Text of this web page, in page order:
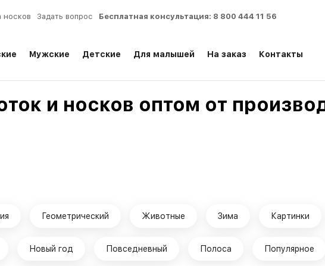
носков Задать вопрос Бесплатная консультация: 8 800 444 11 56
Мужские Детские Для малышей На заказ Контакты
и носков оптом от
Геометрический Животные Зима Картинки
Новый год Повседневный Полоса Популярное